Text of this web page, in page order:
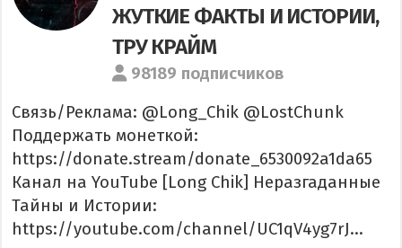
ЖУТКИЕ ФАКТЫ И ИСТОРИИ,
ТРУ КРАЙМ
98189 подписчиков
Связь/Реклама: @Long_Chik @LostChunk
Поддержать монеткой:
https://donate.stream/donate_6530092a1da65
Канал на YouTube [Long Chik] Неразгаданные
Тайны и Истории:
https://youtube.com/channel/UC1qV4yg7rJ...